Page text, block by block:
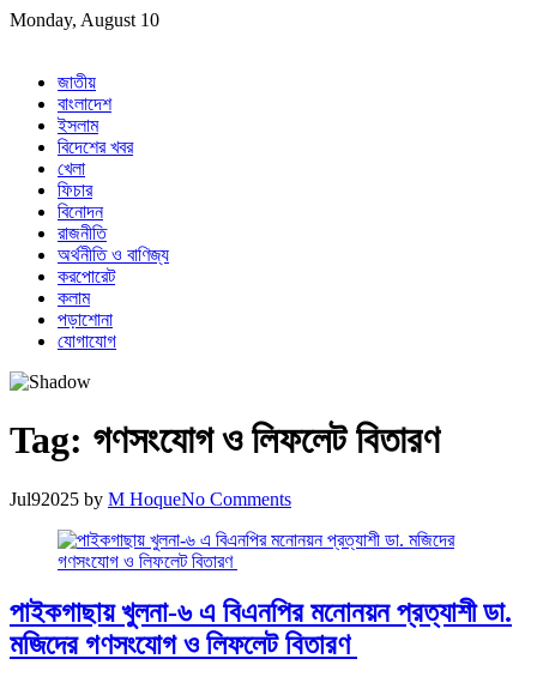
Skip
Monday, August 10
জাতীয়
বাংলাদেশ
ইসলাম
বিদেশের খবর
খেলা
ফিচার
বিনোদন
রাজনীতি
অর্থনীতি ও বাণিজ্য
করপোরেট
কলাম
পড়াশোনা
যোগাযোগ
Tag: গণসংযোগ ও লিফলেট বিতারণ
Jul92025 by M HoqueNo Comments
পাইকগাছায় খুলনা-৬ এ বিএনপির মনোনয়ন প্রত্যাশী ডা.
মজিদের গণসংযোগ ও লিফলেট বিতারণ